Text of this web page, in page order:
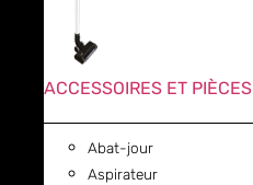
ACCESSOIRES ET PIÈCES
Abat-jour
Aspirateur